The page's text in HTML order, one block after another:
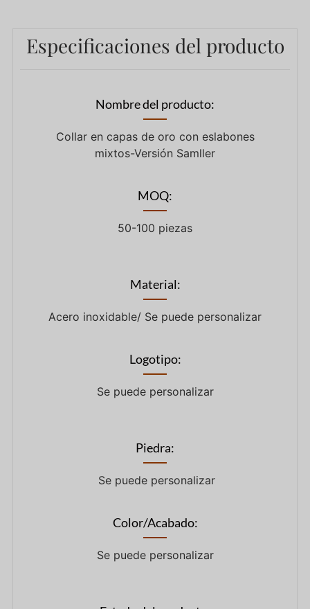
Especificaciones del producto
Nombre del producto:
Collar en capas de oro con eslabones
mixtos-Versión Samller
MOQ:
50-100 piezas
Material:
Acero inoxidable/ Se puede personalizar
Logotipo:
Se puede personalizar
Piedra:
Se puede personalizar
Color/Acabado:
Se puede personalizar